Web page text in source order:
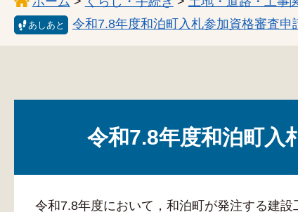
あしあと 令和7.8年度和泊町入札参加資格審査申
令和7.8年度和泊町入
令和7.8年度において，和泊町が発注する建